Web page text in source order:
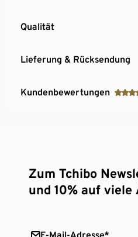
Qualität
Lieferung & Rücksendung
Kundenbewertungen
Zum Tchibo
und 10% auf viele